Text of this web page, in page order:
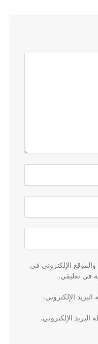
الإلكتروني في
في تعليقي.
الإلكتروني.
الإلكتروني.